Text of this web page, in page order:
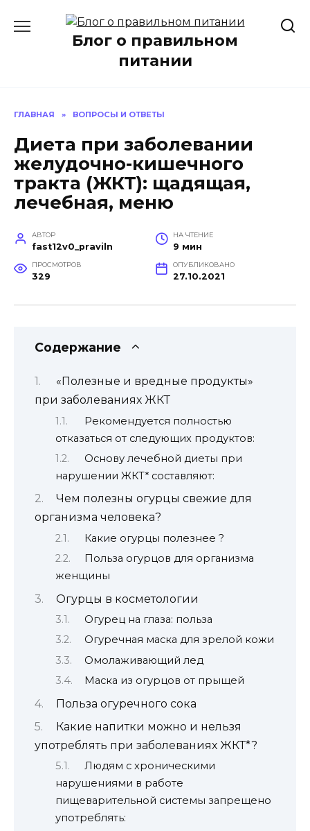
содержаниюБлог о правильном
питании
ГЛАВНАЯ » ВОПРОСЫ И ОТВЕТЫ
Диета при заболевании
желудочно-кишечного
тракта (ЖКТ): щадящая,
лечебная, меню
АВТОР
fast12v0_praviln
НА ЧТЕНИЕ
9 мин
ПРОСМОТРОВ
329
ОПУБЛИКОВАНО
27.10.2021
Содержание
«Полезные и вредные продукты»
при заболеваниях ЖКТ
Рекомендуется полностью
отказаться от следующих продуктов:
Основу лечебной диеты при
нарушении ЖКТ* составляют:
Чем полезны огурцы свежие для
организма человека?
Какие огурцы полезнее ?
Польза огурцов для организма
женщины
Огурцы в косметологии
Огурец на глаза: польза
Огуречная маска для зрелой кожи
Омолаживающий лед
Маска из огурцов от прыщей
Польза огуречного сока
Какие напитки можно и нельзя
употреблять при заболеваниях ЖКТ*?
Людям с хроническими
нарушениями в работе
пищеварительной системы запрещено
употреблять: